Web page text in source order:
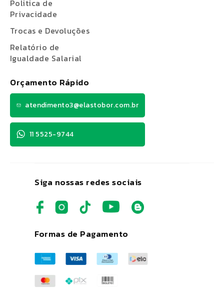
Siga nossas redes sociais
Formas de Pagamento
Politica de
Privacidade
Trocas e Devoluções
Relatório de
Igualdade Salarial
Orçamento Rápido
atendimento3@elastobor.com.br
11 5525-9744